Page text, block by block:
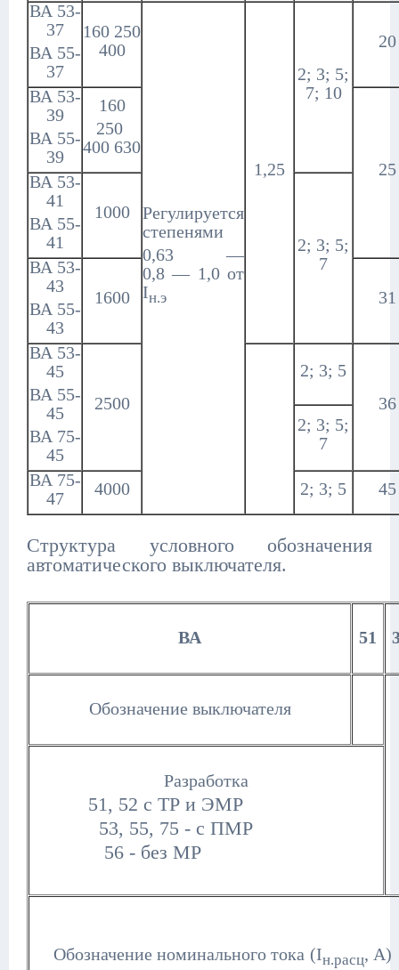
ВА 53-
37
ВА 55-
37
160 250
400
Регулируется
степенями
0,63 —
0,8 — 1,0 от
Iн.э
1,25
2; 3; 5;
7; 10
20
ВА 53-
39
ВА 55-
39
160
250
400 630
25
ВА 53-
41
ВА 55-
41
1000
2; 3; 5;
7
ВА 53-
43
ВА 55-
43
1600 31
ВА 53-
45
ВА 55-
45
ВА 75-
45
2500
2; 3; 5
36
2; 3; 5;
7
ВА 75-
47
4000 2; 3; 5 45
Структура условного обозначения
автоматического выключателя.
ВА 51
Обозначение выключателя
Разработка
51, 52 с ТР и ЭМР
53, 55, 75 - с ПМР
56 - без МР
Обозначение номинального тока (Iн.расц, А)